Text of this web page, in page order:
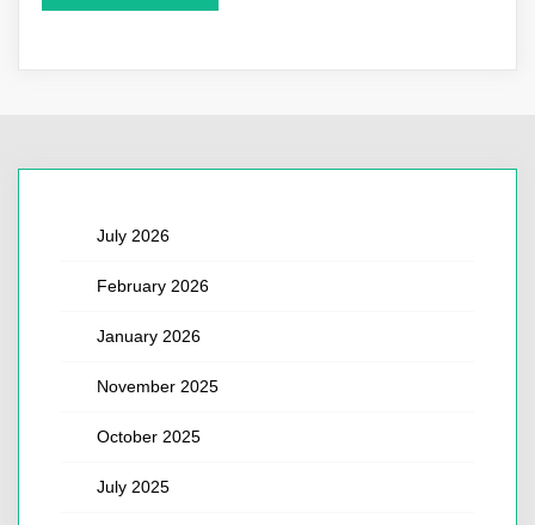
July 2026
February 2026
January 2026
November 2025
October 2025
July 2025